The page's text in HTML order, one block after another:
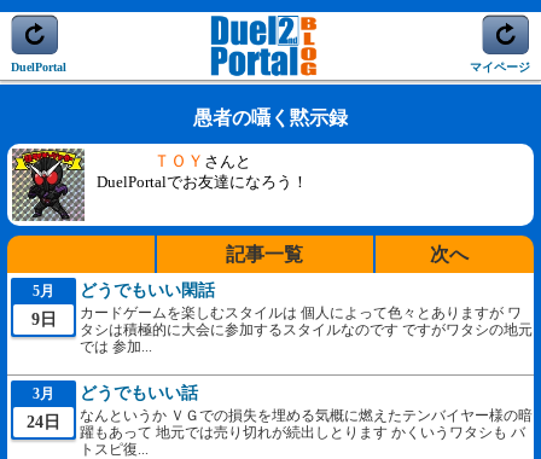
DuelPortal マイページ
愚者の囁く黙示録
ＴＯＹ さんと
DuelPortalでお友達になろう！
記事一覧 次へ
5月
9日
どうでもいい閑話
カードゲームを楽しむスタイルは 個人によって色々とありますが ワ
タシは積極的に大会に参加するスタイルなのです ですがワタシの地元
では 参加...
3月
24日
どうでもいい話
なんというか ＶＧでの損失を埋める気概に燃えたテンバイヤー様の暗
躍もあって 地元では売り切れが続出しとります かくいうワタシも バ
トスピ復...